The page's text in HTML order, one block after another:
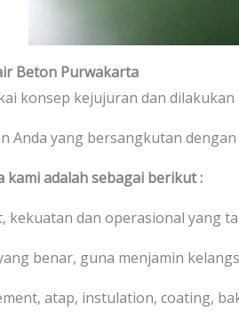
Beton Purwakarta
konsep kejujuran dan
Anda yang bersangkutan dengan
kami adalah sebagai berikut :
kekuatan dan operasional yang
benar, guna menjamin
atap, instulation, coating,